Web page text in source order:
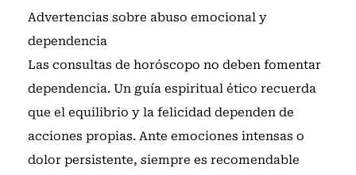
Advertencias sobre abuso emocional y
dependencia
Las consultas de horóscopo no deben fomentar
dependencia. Un guía espiritual ético recuerda
que el equilibrio y la felicidad dependen de
acciones propias. Ante emociones intensas o
dolor persistente, siempre es recomendable